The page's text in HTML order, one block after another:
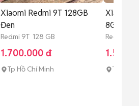
Xiaomi Redmi 9T 128GB
Đen
Redmi 9T 128 GB
1.700.000 đ
Tp Hồ Chí Minh
Xiaomi
8GB/
Redmi 9T
Tp Hồ